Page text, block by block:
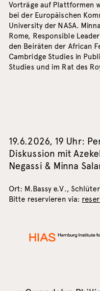
Vorträge auf Plattformen
bei der Europäischen
University der NASA.
Rome, Responsible
den Beiräten der African
Cambridge Studies in
Studies und im Rat des
19.6.2026, 19 Uhr:
Diskussion mit
Negassi & Minna
Ort: M.Bassy e.V.,
Bitte reservieren via: